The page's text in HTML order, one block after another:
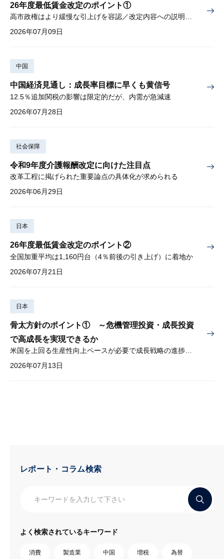
26年度最低賃金改定のポイント①
高市政権はより緩慢な引上げを容認／改定内容への説明責任が焦点
2026年07月09日
中国
中国経済見通し：成長率目標に早くも黄信号
12.5％追加関税の影響は限定的だが、内需が急減速
2026年07月28日
社会保障
令和9年度介護報酬改定に向けた注目点
改革工程に掲げられた重要論点の具体化が求められる
2026年06月29日
日本
26年度最低賃金改定のポイント②
全国加重平均は1,160円台（4％前後の引き上げ）に着地か
2026年07月21日
日本
骨太方針のポイント① ～危機管理投資・成長投資
で高成長を実現できるか
米国を上回る生産性向上ペースが必要で成長戦略の進捗管理も課題
2026年07月13日
レポート・コラム検索
よく検索されているキーワード
消費 製造業 中国 増税 為替